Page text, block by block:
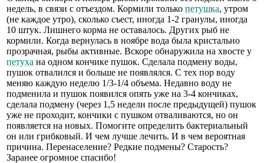
недель, в связи с отъездом. Кормили только петушка, утром
(не каждое утро), сколько съест, иногда 1-2 гранулы, иногда
10 штук. Лишнего корма не оставалось. Других рыб не
кормили. Когда вернулась в ноябре вода была кристально
прозрачная, рыбы активные. Вскоре обнаружила на хвосте у
петуха на одном кончике пушок. Сделала подмену воды,
пушок отвалился и больше не появлялся. С тех пор воду
меняю каждую неделю 1/3-1/4 объема. Недавно воду не
подменила и пушок появился опять уже на 3-4 кончиках,
сделала подмену (через 1,5 недели после предыдущей) пушок
уже не проходит, кончики с пушком отваливаются, но он
появляется на новых. Помогите определить бактериальный
он или грибковый. И чем лучше лечить. И в чем вероятная
причина. Перенаселение? Редкие подмены? Старость?
Заранее огромное спасибо!